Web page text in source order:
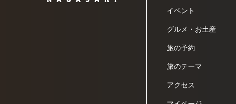
イベント
グルメ・お土産
旅の予約
旅のテーマ
アクセス